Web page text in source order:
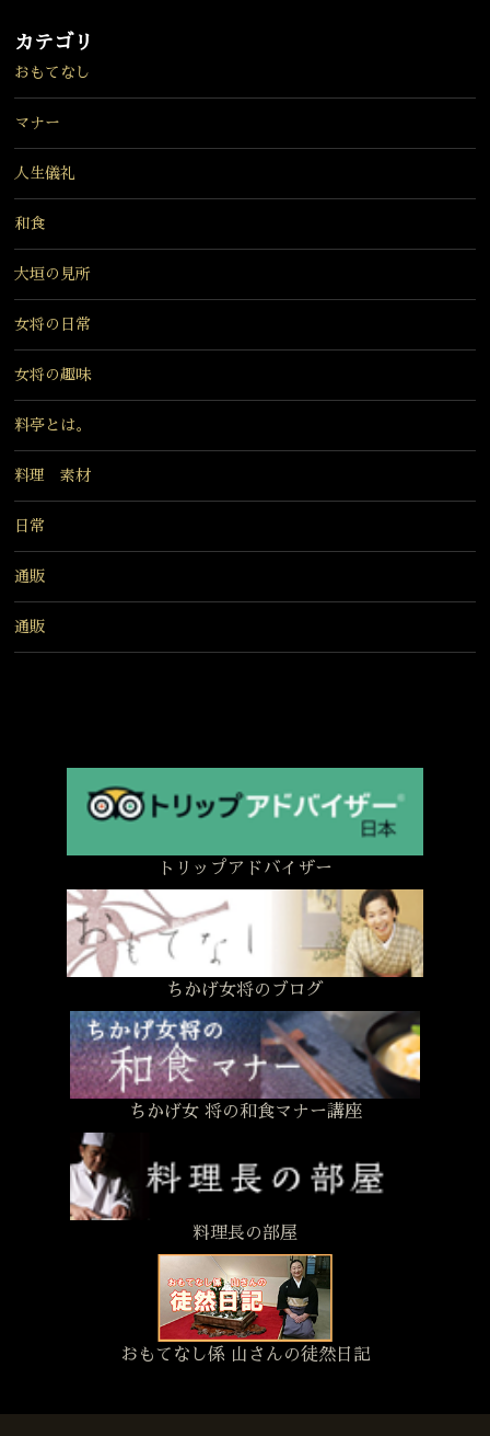
カテゴリ
おもてなし
マナー
人生儀礼
和食
大垣の見所
女将の日常
女将の趣味
料亭とは。
料理 素材
日常
通販
通販
トリップアドバイザー
ちかげ女将のブログ
ちかげ女 将の和食マナー講座
料理長の部屋
おもてなし係 山さんの徒然日記